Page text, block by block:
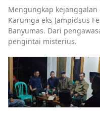
Mengungkap
Karumga eks Jampidsus
Banyumas. Dari
pengintai misterius.